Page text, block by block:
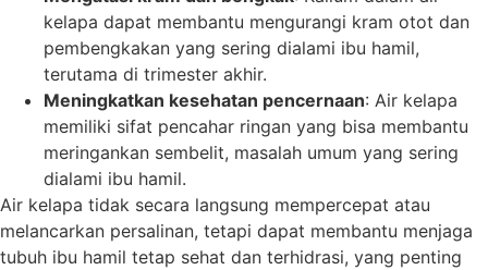
kelapa dapat membantu mengurangi kram otot dan
pembengkakan yang sering dialami ibu hamil,
terutama di trimester akhir.
Meningkatkan kesehatan pencernaan: Air kelapa
memiliki sifat pencahar ringan yang bisa membantu
meringankan sembelit, masalah umum yang sering
dialami ibu hamil.
Air kelapa tidak secara langsung mempercepat atau
melancarkan persalinan, tetapi dapat membantu menjaga
tubuh ibu hamil tetap sehat dan terhidrasi, yang penting